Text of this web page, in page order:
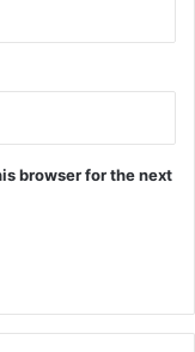
browser for the next